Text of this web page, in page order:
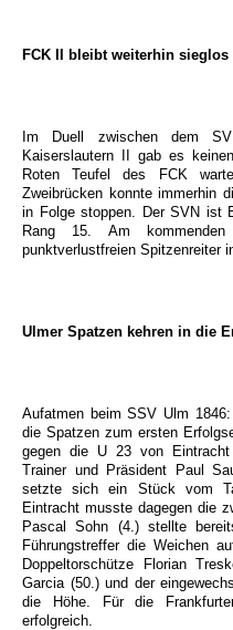
FCK II bleibt weiterhin sieglos
Im Duell zwischen dem
Kaiserslautern II gab es
Roten Teufel des FCK
Zweibrücken konnte immerhin
in Folge stoppen. Der SVN ist
Rang 15. Am
punktverlustfreien Spitzenreiter
Ulmer Spatzen kehren in die
Aufatmen beim SSV Ulm
die Spatzen zum ersten
gegen die U 23 von
Trainer und Präsident Paul
setzte sich ein Stück vom
Eintracht musste dagegen die
Pascal Sohn (4.) stellte
Führungstreffer die Weichen
Doppeltorschütze Florian
Garcia (50.) und der
die Höhe. Für die
erfolgreich.